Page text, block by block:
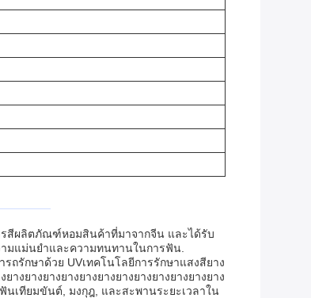
รสีผลิตภัณฑ์หอมสินค้าที่มาจากจีน และได้รับ
มแม่นยําและความทนทานในการฟัน.
รักษาด้วย UVเทคโนโลยีการรักษาแสงสียาง
างยางยางยางยางยางยางยางยางยางยางยาง
นเทียมขันต์, มงกุฎ, และสะพานระยะเวลาใน